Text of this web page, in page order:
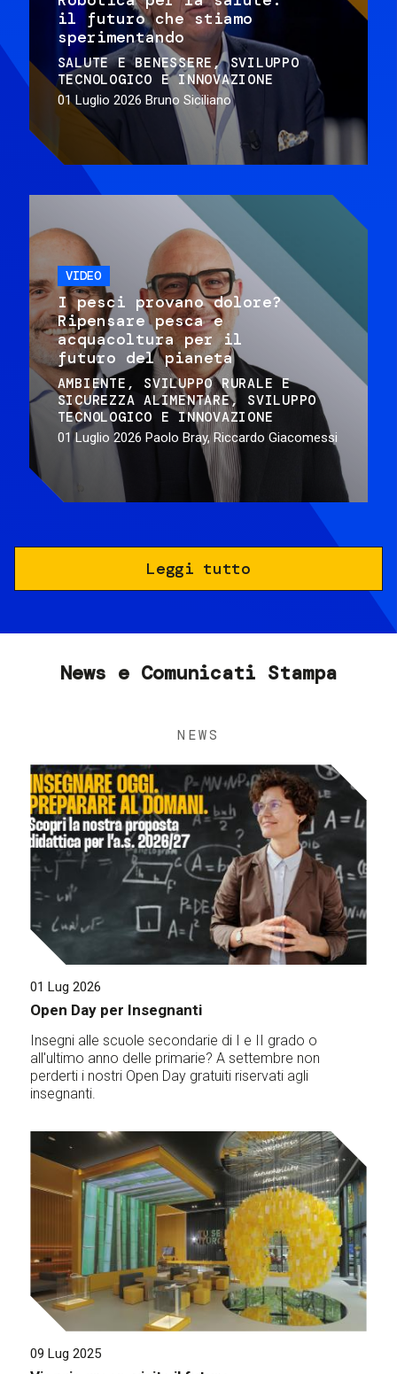
il futuro che stiamo
sperimentando
SALUTE E BENESSERE
SVILUPPO
TECNOLOGICO E INNOVAZIONE
01 Luglio 2026 Bruno Siciliano
VIDEO
I pesci provano dolore?
Ripensare pesca e
acquacoltura per il
futuro del pianeta
AMBIENTE
SVILUPPO RURALE E
SICUREZZA ALIMENTARE
SVILUPPO
TECNOLOGICO E INNOVAZIONE
01 Luglio 2026 Paolo Bray, Riccardo Giacomessi
Leggi tutto
News e Comunicati Stampa
NEWS
01 Lug 2026
Open Day per Insegnanti
Insegni alle scuole secondarie di I e II grado o
all'ultimo anno delle primarie? A settembre non
perderti i nostri Open Day gratuiti riservati agli
insegnanti.
09 Lug 2025